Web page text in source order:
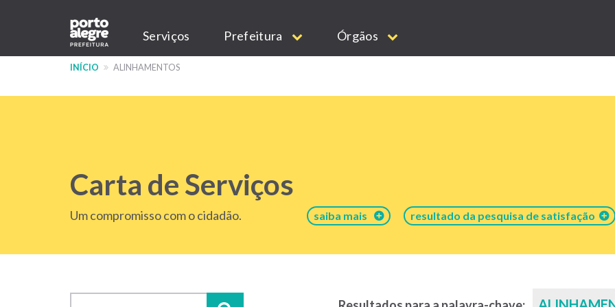
conteúdo
Main
navigation
Serviços Prefeitura Órgãos
INÍCIO ALINHAMENTOS
Carta de Serviços
Um compromisso com o cidadão. saiba mais resultado da pesquisa de satisfação